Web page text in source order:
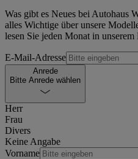
Was gibt es Neues bei Autohaus
alles Wichtige über unsere
lesen Sie jeden Monat in unserem
E-Mail-Adresse
Anrede
Bitte Anrede wählen
Herr
Frau
Divers
Keine Angabe
Vorname